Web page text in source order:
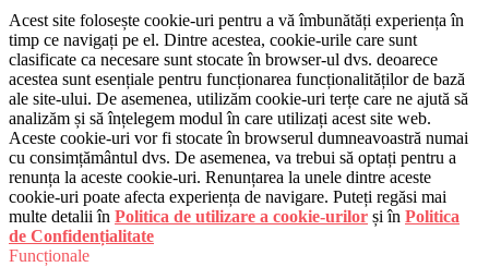
Acest site folosește cookie-uri pentru a vă îmbunătăți experiența în
timp ce navigați pe el. Dintre acestea, cookie-urile care sunt
clasificate ca necesare sunt stocate în browser-ul dvs. deoarece
acestea sunt esențiale pentru funcționarea funcționalităților de bază
ale site-ului. De asemenea, utilizăm cookie-uri terțe care ne ajută să
analizăm și să înțelegem modul în care utilizați acest site web.
Aceste cookie-uri vor fi stocate în browserul dumneavoastră numai
cu consimțământul dvs. De asemenea, va trebui să optați pentru a
renunța la aceste cookie-uri. Renunțarea la unele dintre aceste
cookie-uri poate afecta experiența de navigare. Puteți regăsi mai
multe detalii în Politica de utilizare a cookie-urilor și în Politica
de Confidențialitate
Funcționale